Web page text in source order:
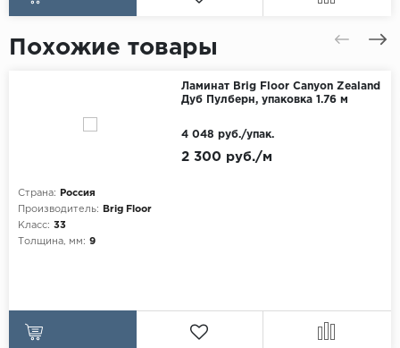
Похожие товары
Ламинат Brig Floor Canyon Zealand
Дуб Пулберн, упаковка 1.76 м
Страна:
Россия
Производитель:
Brig Floor
Класс: 33
Толщина, мм: 9
2 300 руб./м
4 048 руб./упак.